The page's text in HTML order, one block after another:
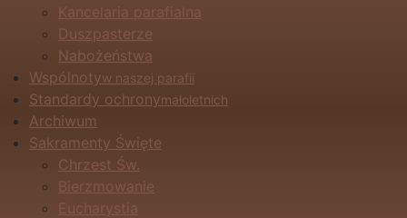
Kancelaria parafialna
Duszpasterze
Nabożeństwa
Wspólnotyw naszej parafii
Standardy ochronymałoletnich
Archiwum
Sakramenty Święte
Chrzest Św.
Bierzmowanie
Eucharystia